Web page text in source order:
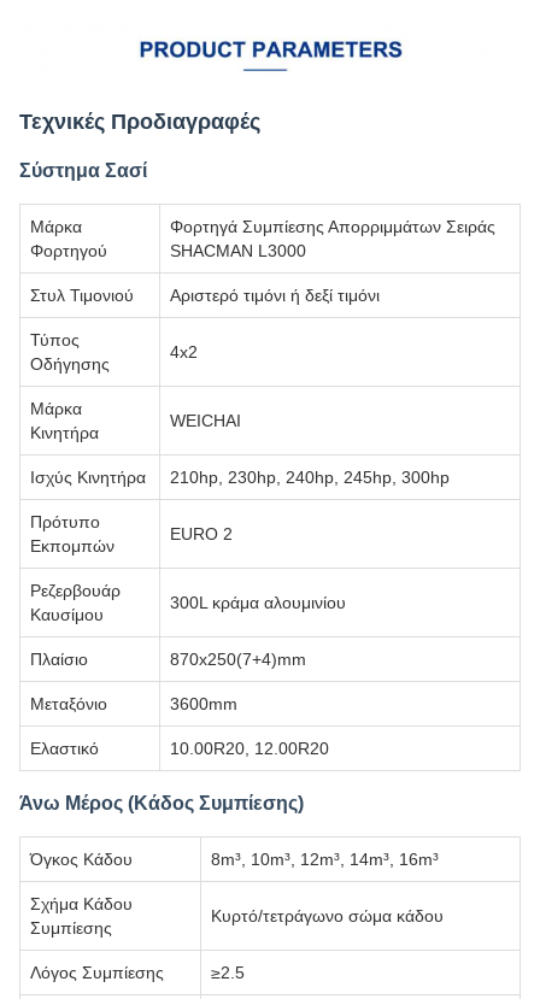
Τεχνικές Προδιαγραφές
Σύστημα Σασί
Μάρκα
Φορτηγού
Φορτηγά Συμπίεσης Απορριμμάτων Σειράς
SHACMAN L3000
Στυλ Τιμονιού Αριστερό τιμόνι ή δεξί τιμόνι
Τύπος
Οδήγησης
4x2
Μάρκα
Κινητήρα
WEICHAI
Ισχύς Κινητήρα 210hp, 230hp, 240hp, 245hp, 300hp
Πρότυπο
Εκπομπών
EURO 2
Ρεζερβουάρ
Καυσίμου
300L κράμα αλουμινίου
Πλαίσιο 870x250(7+4)mm
Μεταξόνιο 3600mm
Ελαστικό 10.00R20, 12.00R20
Άνω Μέρος (Κάδος Συμπίεσης)
Όγκος Κάδου 8m³, 10m³, 12m³, 14m³, 16m³
Σχήμα Κάδου
Συμπίεσης
Κυρτό/τετράγωνο σώμα κάδου
Λόγος Συμπίεσης ≥2.5